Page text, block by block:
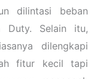
dilintasi beban
Duty. Selain itu,
dilengkapi
fitur kecil tapi